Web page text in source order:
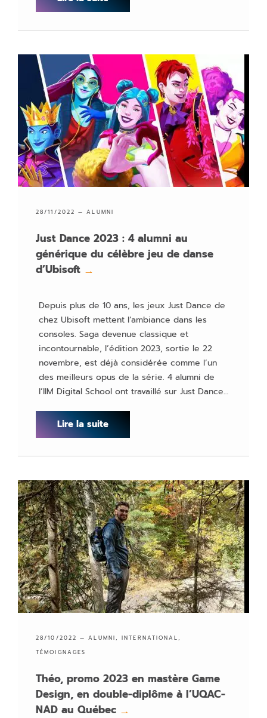
28/11/2022 —ALUMNI
Just Dance 2023 : 4 alumni au
générique du célèbre jeu de danse
d’Ubisoft →
Depuis plus de 10 ans, les jeux Just Dance de
chez Ubisoft mettent l’ambiance dans les
consoles. Saga devenue classique et
incontournable, l’édition 2023, sortie le 22
novembre, est déjà considérée comme l’un
des meilleurs opus de la série. 4 alumni de
l’IIM Digital School ont travaillé sur Just Dance…
Lire la suite
28/10/2022 —ALUMNI,INTERNATIONAL,
TÉMOIGNAGES
Théo, promo 2023 en mastère Game
Design, en double-diplôme à l’UQAC-
NAD au Québec →